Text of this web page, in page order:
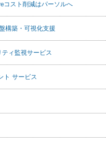
コスト削減はパーソルへ
構築・可視化支援
ィ監視サービス
ト サービス